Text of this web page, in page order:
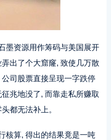
墨资源用作筹码与美国展开
出了个大窟窿, 致使几万散
司股票直接呈现一字跌停
兆地没了, 而靠走私所赚取
都无法补上。
核算, 得出的结果竟是一吨